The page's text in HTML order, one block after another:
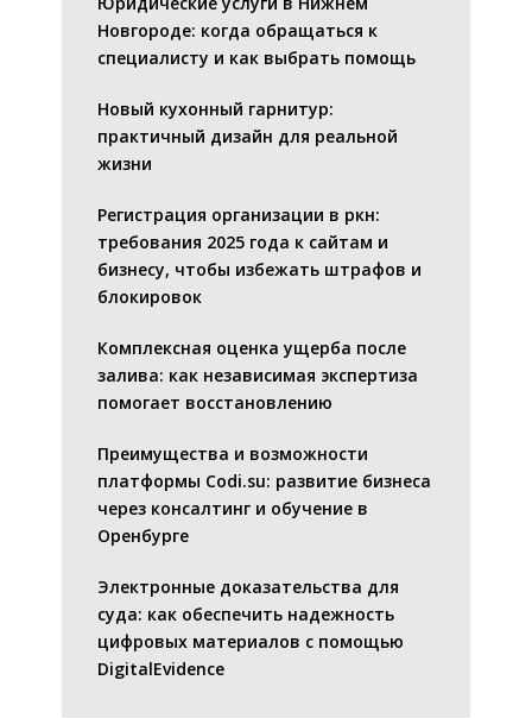
Новгороде: когда обращаться к
специалисту и как выбрать помощь
Новый кухонный гарнитур:
практичный дизайн для реальной
жизни
Регистрация организации в ркн:
требования 2025 года к сайтам и
бизнесу, чтобы избежать штрафов и
блокировок
Комплексная оценка ущерба после
залива: как независимая экспертиза
помогает восстановлению
Преимущества и возможности
платформы Codi.su: развитие бизнеса
через консалтинг и обучение в
Оренбурге
Электронные доказательства для
суда: как обеспечить надежность
цифровых материалов с помощью
DigitalEvidence